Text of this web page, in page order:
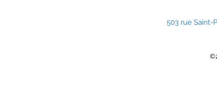
503 rue Saint-